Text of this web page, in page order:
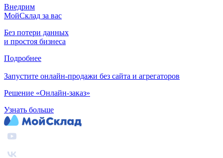
Внедрим
МойСклад за вас
Без потери данных
и простоя бизнеса
Подробнее
Запустите онлайн-продажи без сайта и агрегаторов
Решение «Онлайн-заказ»
Узнать больше